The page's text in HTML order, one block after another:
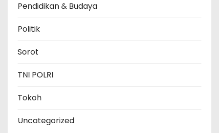
Pendidikan & Budaya
Politik
Sorot
TNI POLRI
Tokoh
Uncategorized